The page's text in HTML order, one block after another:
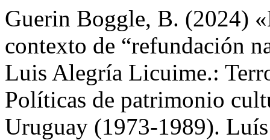
Guerin Boggle, B. (2024)
contexto de “refundación
Luis Alegría Licuime.:
Políticas de patrimonio
Uruguay (1973-1989).